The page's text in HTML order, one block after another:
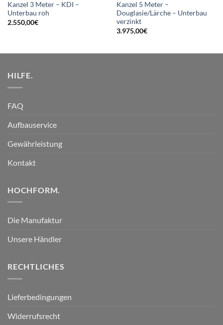
Kanzel 3 Meter – KDI –
Unterbau roh
2.550,00€
Kanzel 5 Meter –
Douglasie/Lärche – Unterbau
verzinkt
3.975,00€
HILFE.
FAQ
Aufbauservice
Gewährleistung
Kontakt
HOCHFORM.
Die Manufaktur
Unsere Händler
RECHTLICHES
Lieferbedingungen
Widerrufsrecht